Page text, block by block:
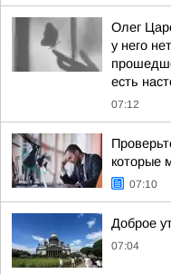
Олег
у него
есть
07:12
которые
07:10
Доброе
07:04